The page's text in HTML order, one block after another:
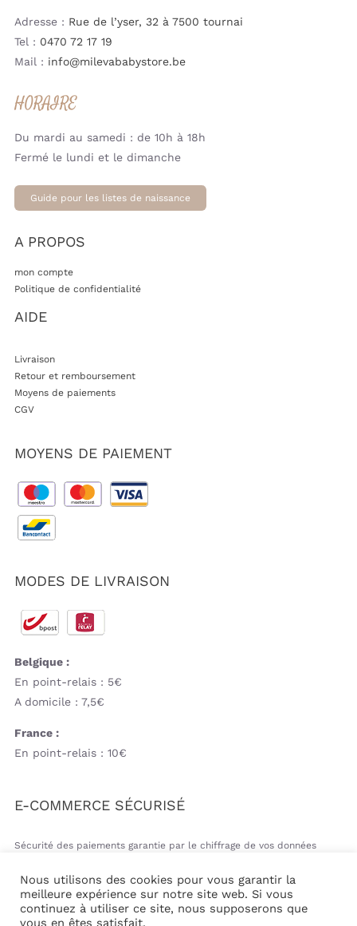
Adresse : Rue de l’yser, 32 à 7500 tournai
Tel : 0470 72 17 19
Mail : info@milevababystore.be
HORAIRE
Du mardi au samedi : de 10h à 18h
Fermé le lundi et le dimanche
Guide pour les listes de naissance
A PROPOS
mon compte
Politique de confidentialité
AIDE
Livraison
Retour et remboursement
Moyens de paiements
CGV
MOYENS DE PAIEMENT
MODES DE LIVRAISON
Belgique :
En point-relais : 5€
A domicile : 7,5€
France :
En point-relais : 10€
E-COMMERCE SÉCURISÉ
Sécurité des paiements garantie par le chiffrage de vos données
Nous utilisons des cookies pour vous garantir la
meilleure expérience sur notre site web. Si vous
continuez à utiliser ce site, nous supposerons que
vous en êtes satisfait.